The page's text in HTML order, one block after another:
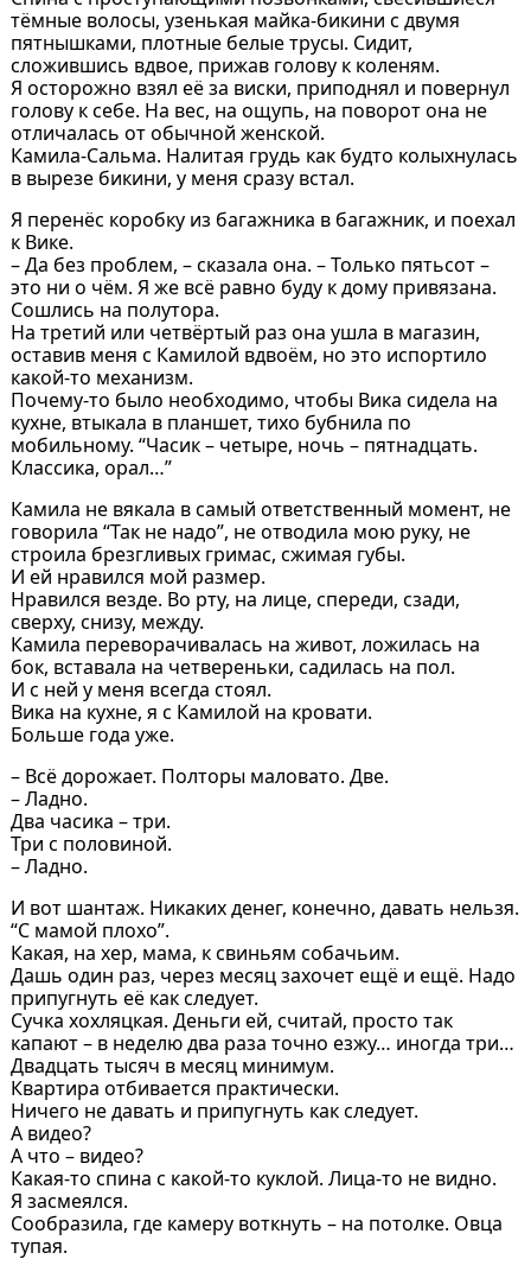
тёмные волосы, узенькая майка-бикини с двумя
пятнышками, плотные белые трусы. Сидит,
сложившись вдвое, прижав голову к коленям.
Я осторожно взял её за виски, приподнял и повернул
голову к себе. На вес, на ощупь, на поворот она не
отличалась от обычной женской.
Камила-Сальма. Налитая грудь как будто колыхнулась
в вырезе бикини, у меня сразу встал.
Я перенёс коробку из багажника в багажник, и поехал
к Вике.
– Да без проблем, – сказала она. – Только пятьсот –
это ни о чём. Я же всё равно буду к дому привязана.
Сошлись на полутора.
На третий или четвёртый раз она ушла в магазин,
оставив меня с Камилой вдвоём, но это испортило
какой-то механизм.
Почему-то было необходимо, чтобы Вика сидела на
кухне, втыкала в планшет, тихо бубнила по
мобильному. “Часик – четыре, ночь – пятнадцать.
Классика, орал…”
Камила не вякала в самый ответственный момент, не
говорила “Так не надо”, не отводила мою руку, не
строила брезгливых гримас, сжимая губы.
И ей нравился мой размер.
Нравился везде. Во рту, на лице, спереди, сзади,
сверху, снизу, между.
Камила переворачивалась на живот, ложилась на
бок, вставала на четвереньки, садилась на пол.
И с ней у меня всегда стоял.
Вика на кухне, я с Камилой на кровати.
Больше года уже.
– Всё дорожает. Полторы маловато. Две.
– Ладно.
Два часика – три.
Три с половиной.
– Ладно.
И вот шантаж. Никаких денег, конечно, давать нельзя.
“С мамой плохо”.
Какая, на хер, мама, к свиньям собачьим.
Дашь один раз, через месяц захочет ещё и ещё. Надо
припугнуть её как следует.
Сучка хохляцкая. Деньги ей, считай, просто так
капают – в неделю два раза точно езжу… иногда три…
Двадцать тысяч в месяц минимум.
Квартира отбивается практически.
Ничего не давать и припугнуть как следует.
А видео?
А что – видео?
Какая-то спина с какой-то куклой. Лица-то не видно.
Я засмеялся.
Сообразила, где камеру воткнуть – на потолке. Овца
тупая.